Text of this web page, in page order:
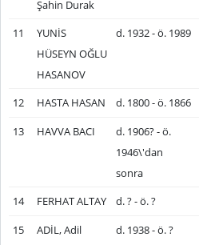
Şahin Durak
11
YUNİS
HÜSEYN OĞLU
HASANOV
d. 1932 - ö. 1989
12 HASTA HASAN d. 1800 - ö. 1866
13 HAVVA BACI
d. 1906? - ö.
1946\'dan
sonra
14 FERHAT ALTAY d. ? - ö. ?
15
ADİL, Adil
d. 1938 - ö. ?